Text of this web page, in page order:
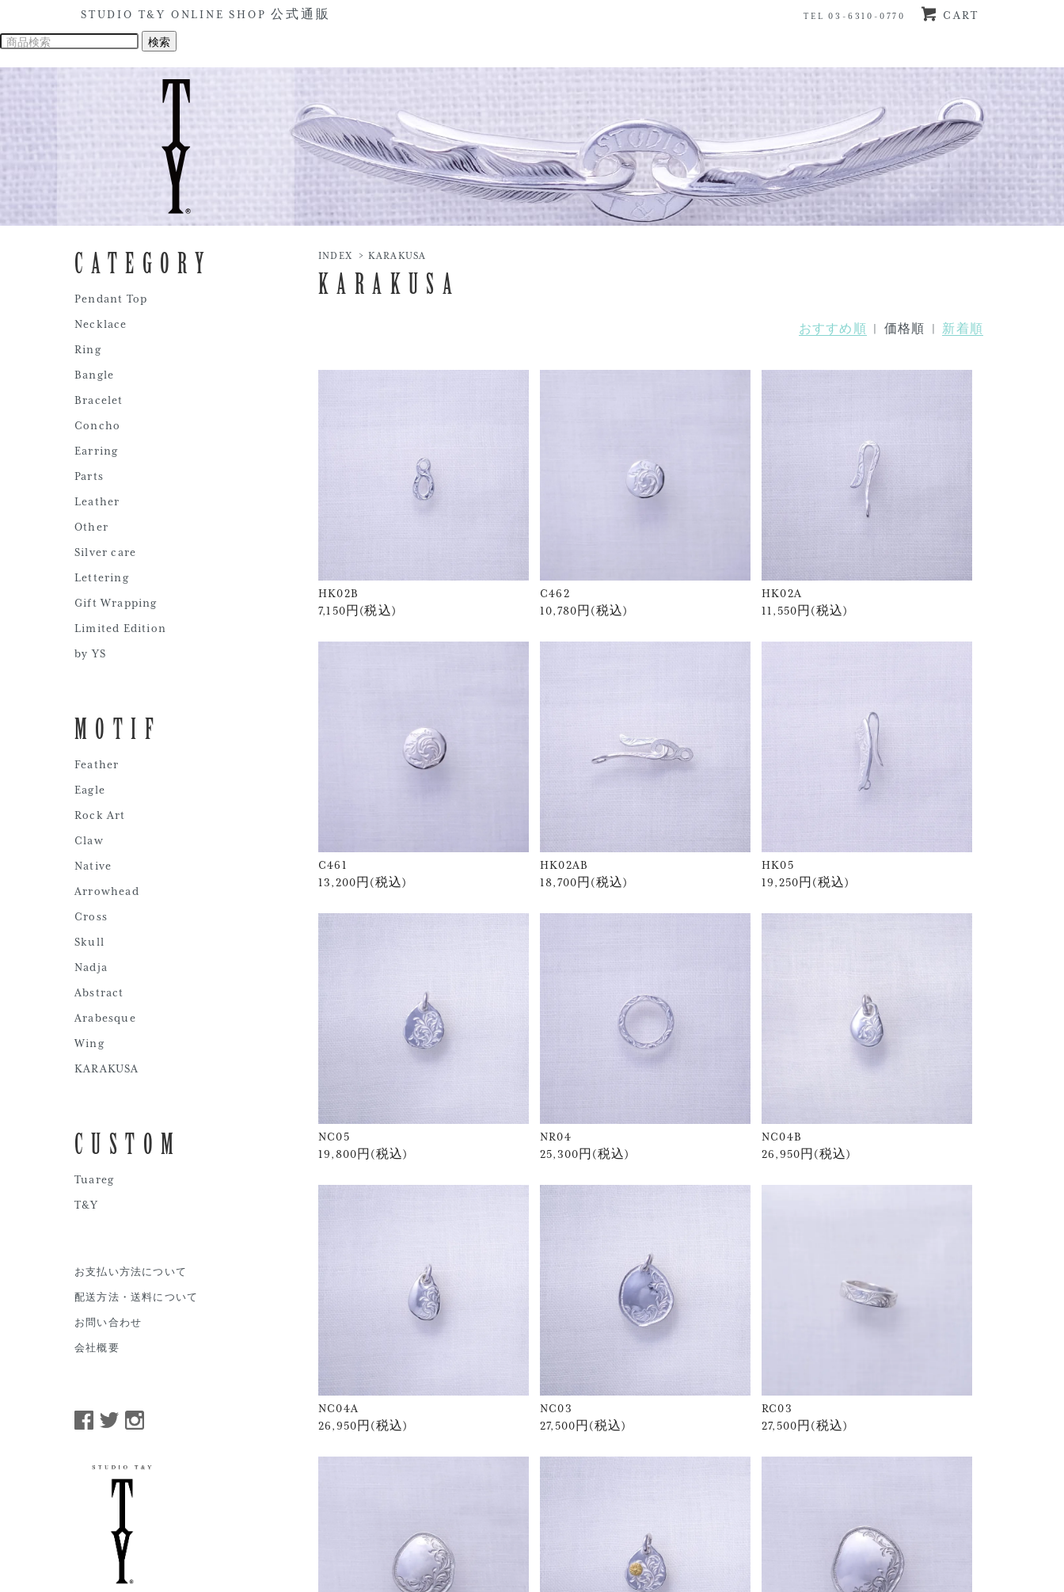
TEL 03-6310-0770 CART
STUDIO T&Y ONLINE SHOP 公式通販
INDEX > KARAKUSA
KARAKUSA
おすすめ順 | 価格順 | 新着順
HK02B
7,150円(税込)
C462
10,780円(税込)
HK02A
11,550円(税込)
C461
13,200円(税込)
HK02AB
18,700円(税込)
HK05
19,250円(税込)
NC05
19,800円(税込)
NR04
25,300円(税込)
NC04B
26,950円(税込)
NC04A
26,950円(税込)
NC03
27,500円(税込)
RC03
27,500円(税込)
CATEGORY
Pendant Top
Necklace
Ring
Bangle
Bracelet
Concho
Earring
Parts
Leather
Other
Silver care
Lettering
Gift Wrapping
Limited Edition
by YS
MOTIF
Feather
Eagle
Rock Art
Claw
Native
Arrowhead
Cross
Skull
Nadja
Abstract
Arabesque
Wing
KARAKUSA
CUSTOM
Tuareg
T&Y
お支払い方法について
配送方法・送料について
お問い合わせ
会社概要